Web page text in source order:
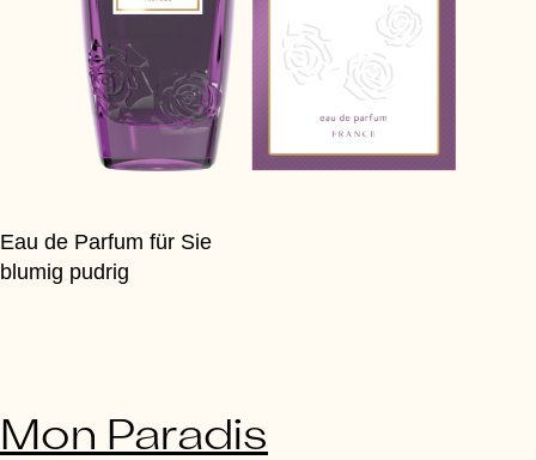
Eau de Parfum für Sie
blumig pudrig
Mon Paradis